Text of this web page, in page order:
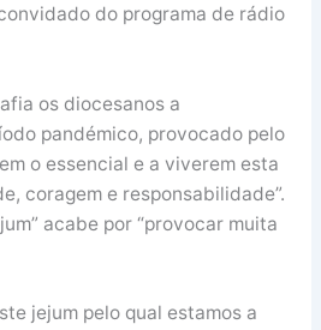
do programa de rádio
os diocesanos a
pandémico, provocado pelo
o essencial e a viverem esta
coragem e responsabilidade”.
acabe por “provocar muita
jejum pelo qual estamos a